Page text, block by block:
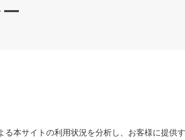
本サイトの利用状況を分析し、お客様に提供